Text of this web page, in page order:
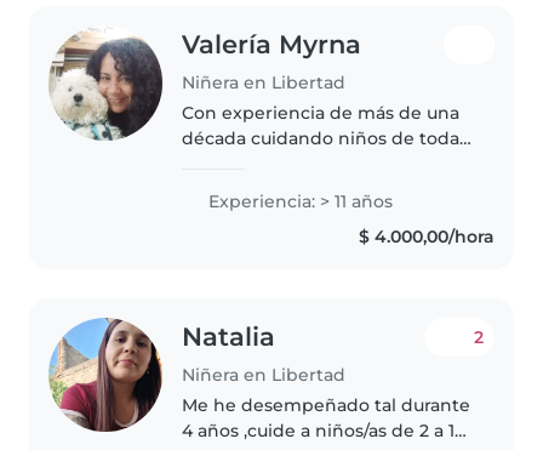
Valería Myrna
Niñera en Libertad
Con experiencia de más de una
década cuidando niños de todas
momentos llenos de creatividad
y diversión. Soy responsable,
cariñoso y muy buena con las..
Experiencia: > 11 años
$ 4.000,00/hora
Natalia
Niñera en Libertad
2
Me he desempeñado tal durante
4 años ,cuide a niños/as de 2 a 10